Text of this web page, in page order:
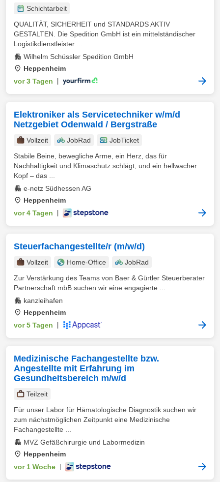
Schichtarbeit
QUALITÄT, SICHERHEIT und STANDARDS AKTIV
GESTALTEN. Die Spedition GmbH ist ein mittelständischer
Logistikdienstleister ...
Wilhelm Schüssler Spedition GmbH
Heppenheim
vor 3 Tagen
Elektroniker als Servicetechniker w/m/d
Netzgebiet Odenwald / Bergstraße
Vollzeit JobRad
JobTicket
Stabile Beine, bewegliche Arme, ein Herz, das für
Nachhaltigkeit und Klimaschutz schlägt, und ein hellwacher
Kopf – das ...
e-netz Südhessen AG
Heppenheim
vor 4 Tagen
Steuerfachangestellte/r (m/w/d)
Vollzeit Home-Office
JobRad
Zur Verstärkung des Teams von Baer & Gürtler Steuerberater
Partnerschaft mbB suchen wir eine engagierte ...
kanzleihafen
Heppenheim
vor 5 Tagen
Medizinische Fachangestellte bzw.
Angestellte mit Erfahrung im
Gesundheitsbereich m/w/d
Teilzeit
Für unser Labor für Hämatologische Diagnostik suchen wir
zum nächstmöglichen Zeitpunkt eine Medizinische
Fachangestellte ...
MVZ Gefäßchirurgie und Labormedizin
Heppenheim
vor 1 Woche